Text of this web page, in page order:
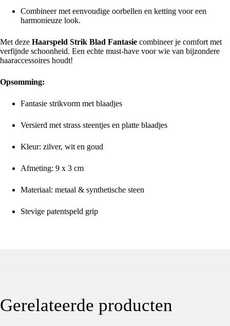
Combineer met eenvoudige oorbellen en ketting voor een
harmonieuze look.
Met deze Haarspeld Strik Blad Fantasie combineer je comfort met
verfijnde schoonheid. Een echte must-have voor wie van bijzondere
haaraccessoires houdt!
Opsomming:
Fantasie strikvorm met blaadjes
Versierd met strass steentjes en platte blaadjes
Kleur: zilver, wit en goud
Afmeting: 9 x 3 cm
Materiaal: metaal & synthetische steen
Stevige patentspeld grip
Gerelateerde producten